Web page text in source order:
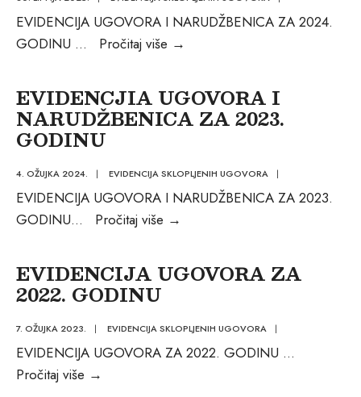
EVIDENCIJA UGOVORA I NARUDŽBENICA ZA 2024.
GODINU ... Pročitaj više →
I
NARUDŽBENICA
ZA
GODINU
EVIDENCJIA UGOVORA I
NARUDŽBENICA ZA 2023.
GODINU
4. OŽUJKA 2024. | EVIDENCIJA SKLOPLJENIH UGOVORA |
EVIDENCIJA UGOVORA I NARUDŽBENICA ZA 2023.
GODINU... Pročitaj više →
I
NARUDŽBENICA
2023.
GODINU
EVIDENCIJA UGOVORA ZA
2022. GODINU
7. OŽUJKA 2023. | EVIDENCIJA SKLOPLJENIH UGOVORA |
EVIDENCIJA UGOVORA ZA 2022. GODINU ...
Pročitaj više →